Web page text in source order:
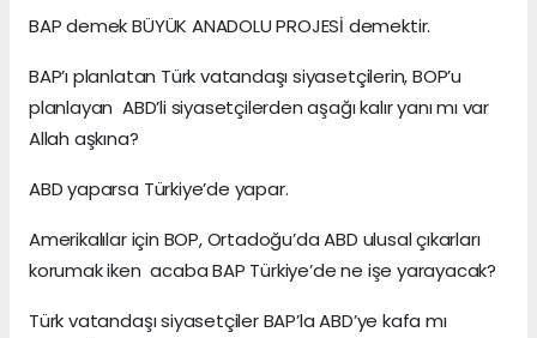
BAP demek BÜYÜK ANADOLU PROJESİ demektir.
BAP’ı planlatan Türk vatandaşı siyasetçilerin, BOP’u
planlayan ABD’li siyasetçilerden aşağı kalır yanı mı var
Allah aşkına?
ABD yaparsa Türkiye’de yapar.
Amerikalılar için BOP, Ortadoğu’da ABD ulusal çıkarları
korumak iken acaba BAP Türkiye’de ne işe yarayacak?
Türk vatandaşı siyasetçiler BAP’la ABD’ye kafa mı